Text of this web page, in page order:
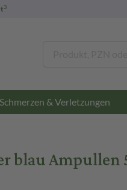
3
Schmerzen & Verletzungen
blau